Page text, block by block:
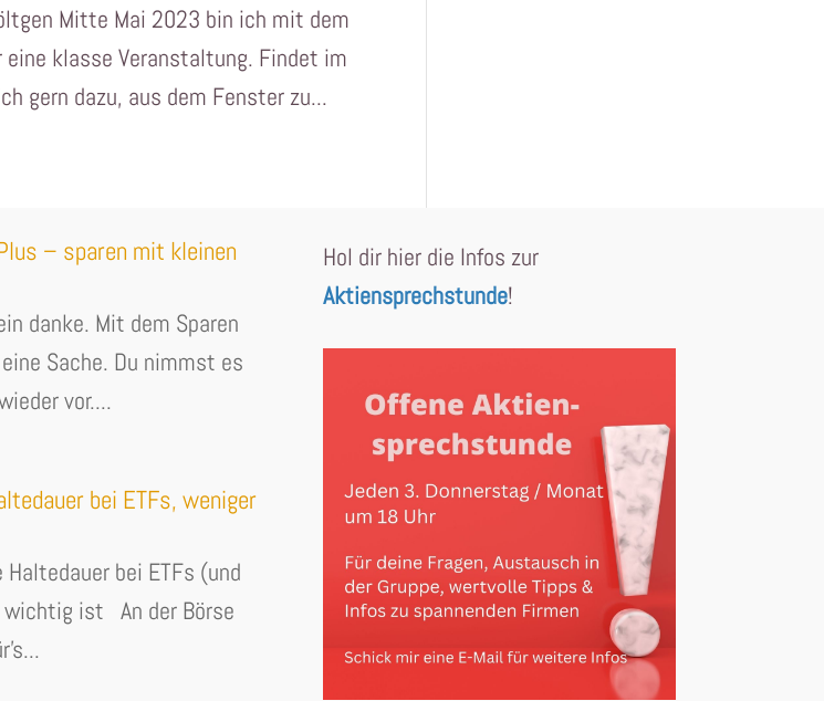
Mitte Mai 2023 bin ich mit dem
eine klasse Veranstaltung. Findet im
gern dazu, aus dem Fenster zu...
– sparen mit kleinen
danke. Mit dem Sparen
Sache. Du nimmst es
vor....
bei ETFs, weniger
Haltedauer bei ETFs (und
ist An der Börse
Hol dir hier die Infos zur
Aktiensprechstunde!